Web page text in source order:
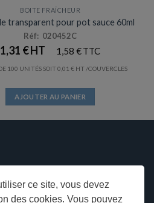
ce site, vous devez
des cookies. Vous pouvez
BOITE FRAÎCHEUR
transparent pour pot sauce 60ml
Réf: 020452C
1,31 € 1,58€
100 UNITÉS SOIT 0,01€ /COUVERCLES
AJOUTER AU PANIER